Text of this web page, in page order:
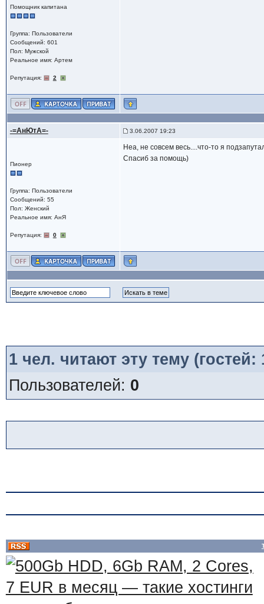
Помощник капитана
Группа: Пользователи
Сообщений: 601
Пол: Мужской
Реальное имя: Артем
Репутация: 2
-=АнЮтА=- 3.06.2007 19:23
Пионер
Группа: Пользователи
Сообщений: 55
Пол: Женский
Реальное имя: АнЯ
Репутация: 0
Неа, не совсем весь....что-то я
Спасиб за помощь)
1чел. читают эту тему
Пользователей: 0